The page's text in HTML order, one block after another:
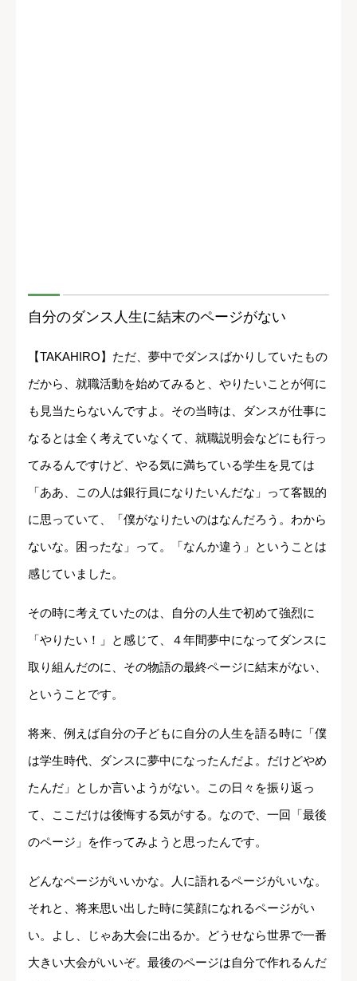
自分のダンス人生に結末のページがない
【TAKAHIRO】ただ、夢中でダンスばかりしていたもの
だから、就職活動を始めてみると、やりたいことが何に
も見当たらないんですよ。その当時は、ダンスが仕事に
なるとは全く考えていなくて、就職説明会などにも行っ
てみるんですけど、やる気に満ちている学生を見ては
「ああ、この人は銀行員になりたいんだな」って客観的
に思っていて、「僕がなりたいのはなんだろう。わから
ないな。困ったな」って。「なんか違う」ということは
感じていました。
その時に考えていたのは、自分の人生で初めて強烈に
「やりたい！」と感じて、４年間夢中になってダンスに
取り組んだのに、その物語の最終ページに結末がない、
ということです。
将来、例えば自分の子どもに自分の人生を語る時に「僕
は学生時代、ダンスに夢中になったんだよ。だけどやめ
たんだ」としか言いようがない。この日々を振り返っ
て、ここだけは後悔する気がする。なので、一回「最後
のページ」を作ってみようと思ったんです。
どんなページがいいかな。人に語れるページがいいな。
それと、将来思い出した時に笑顔になれるページがい
い。よし、じゃあ大会に出るか。どうせなら世界で一番
大きい大会がいいぞ。最後のページは自分で作れるんだ